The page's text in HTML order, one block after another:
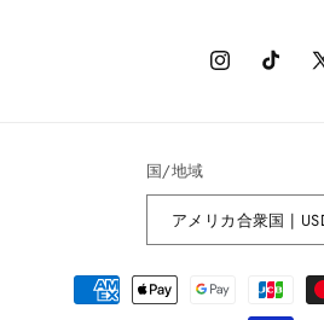
InstagramTikTok
X
国/地域